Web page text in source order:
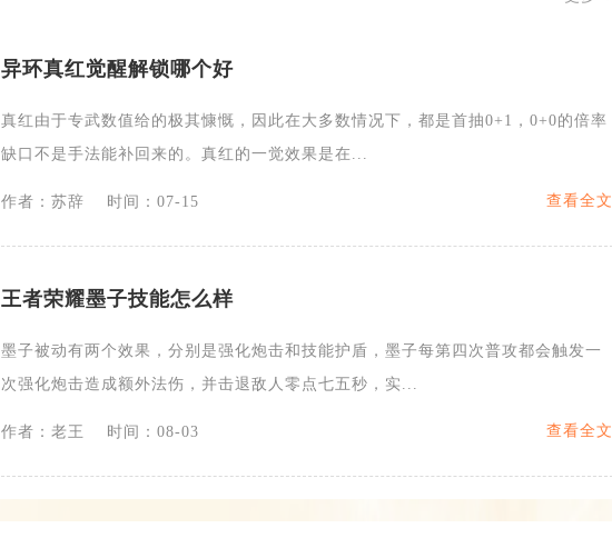
异环真红觉醒解锁哪个好
真红由于专武数值给的极其慷慨，因此在大多数情况下，都是首抽0+1，0+0的倍率
缺口不是手法能补回来的。真红的一觉效果是在...
作者：苏辞 时间：07-15 查看全文
王者荣耀墨子技能怎么样
墨子被动有两个效果，分别是强化炮击和技能护盾，墨子每第四次普攻都会触发一
次强化炮击造成额外法伤，并击退敌人零点七五秒，实...
作者：老王 时间：08-03 查看全文